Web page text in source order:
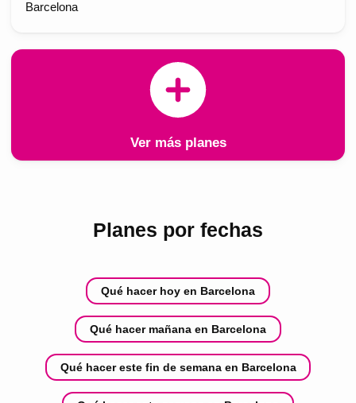
Barcelona
Ver más planes
Planes por fechas
Qué hacer hoy en Barcelona
Qué hacer mañana en Barcelona
Qué hacer este fin de semana en Barcelona